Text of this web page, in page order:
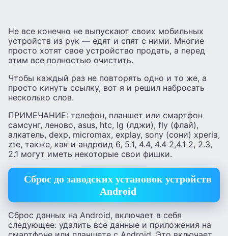
Не все конечно не выпускают своих мобильных
устройств из рук — едят и спят с ними. Многие
просто хотят свое устройство продать, а перед
этим все полностью очистить.
Чтобы каждый раз не повторять одно и то же, а
просто кинуть ссылку, вот я и решил набросать
несколько слов.
ПРИМЕЧАНИЕ: телефон, планшет или смартфон
самсунг, леново, asus, htc, lg (лджи), fly (флай),
алкатель, dexp, micromax, explay, sony (сони) xperia,
zte, также, как и андроид 6, 5.1, 4.4, 4.4 2,4.1 2, 2.3,
2.1 могут иметь некоторые свои фишки.
Сброс до заводских установок устройств
Android
Сброс данных на Android, включает в себя
следующее: удалить все данные и приложения на